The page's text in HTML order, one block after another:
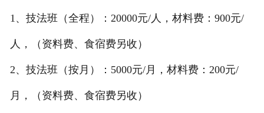
1、技法班（全程 ）：20000元/人，材料费：900元/
人，（资料费、食宿费另收）
2、 技法班（按月 ）：5000元/月，材料费：200元/
月，（资料费、食宿费另收）